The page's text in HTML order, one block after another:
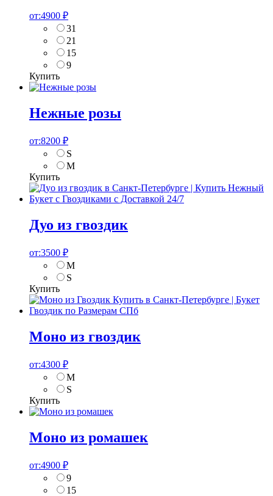
от:4900 ₽
31
21
15
9
Купить
Нежные розы
от:8200 ₽
S
M
Купить
Дуо из гвоздик
от:3500 ₽
M
S
Купить
Моно из гвоздик
от:4300 ₽
M
S
Купить
Моно из ромашек
от:4900 ₽
9
15